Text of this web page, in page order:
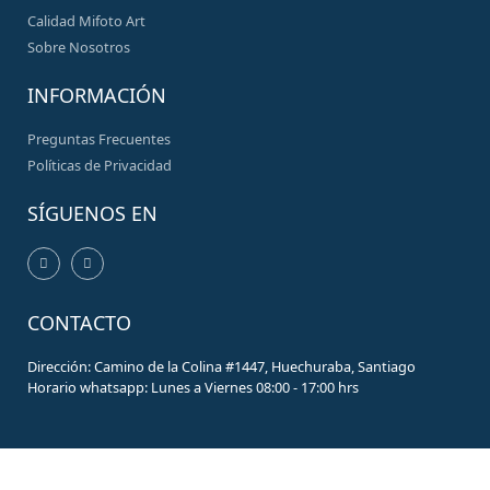
Calidad Mifoto Art
Sobre Nosotros
INFORMACIÓN
Preguntas Frecuentes
Políticas de Privacidad
SÍGUENOS EN
CONTACTO
Dirección: Camino de la Colina #1447, Huechuraba, Santiago
Horario whatsapp: Lunes a Viernes 08:00 - 17:00 hrs